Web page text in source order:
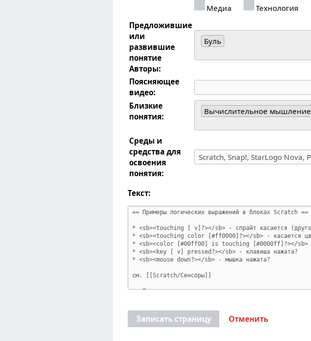
Медиа
Технология
Предложившие
или
развившие
понятие
Авторы:
Буль
Поясняющее
видео:
Близкие
понятия:
Вычислительное мышление
Среды и
средства для
освоения
понятия:
Текст:
Записать страницу Отменить